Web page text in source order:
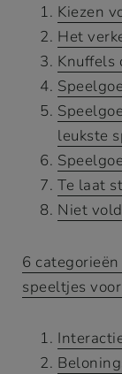
Kiezen
Het
Knuffels
leukste
Te laat
Niet
6
speeltjes